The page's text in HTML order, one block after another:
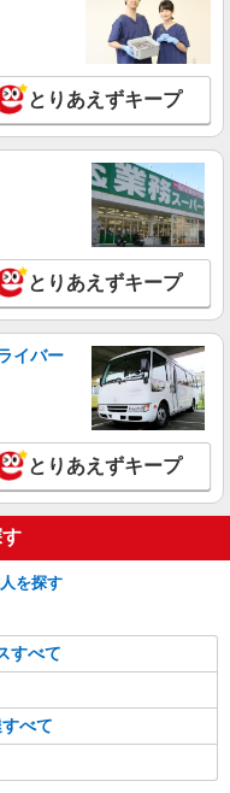
とりあえずキープ
とりあえずキープ
イバー
とりあえずキープ
を探す
すべて
べて